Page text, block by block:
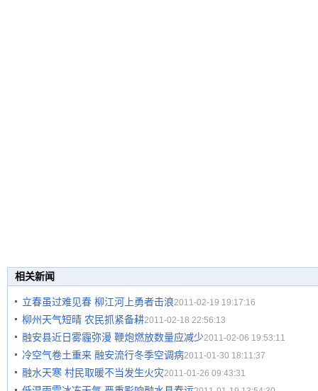
相关新闻
立春虽过难见春 柳江河上勇者击浪2011-02-19 19:17:16
柳州天气短晴 农民抓紧备耕2011-02-18 22:56:13
融安县近日雾霾弥漫 鞭炮燃放数量应减少2011-02-06 19:53:11
冷空气卷土重来 融安流行冬季空调病2011-01-30 18:11:37
融水天寒 村民取暖不当发生火灾2011-01-26 09:43:31